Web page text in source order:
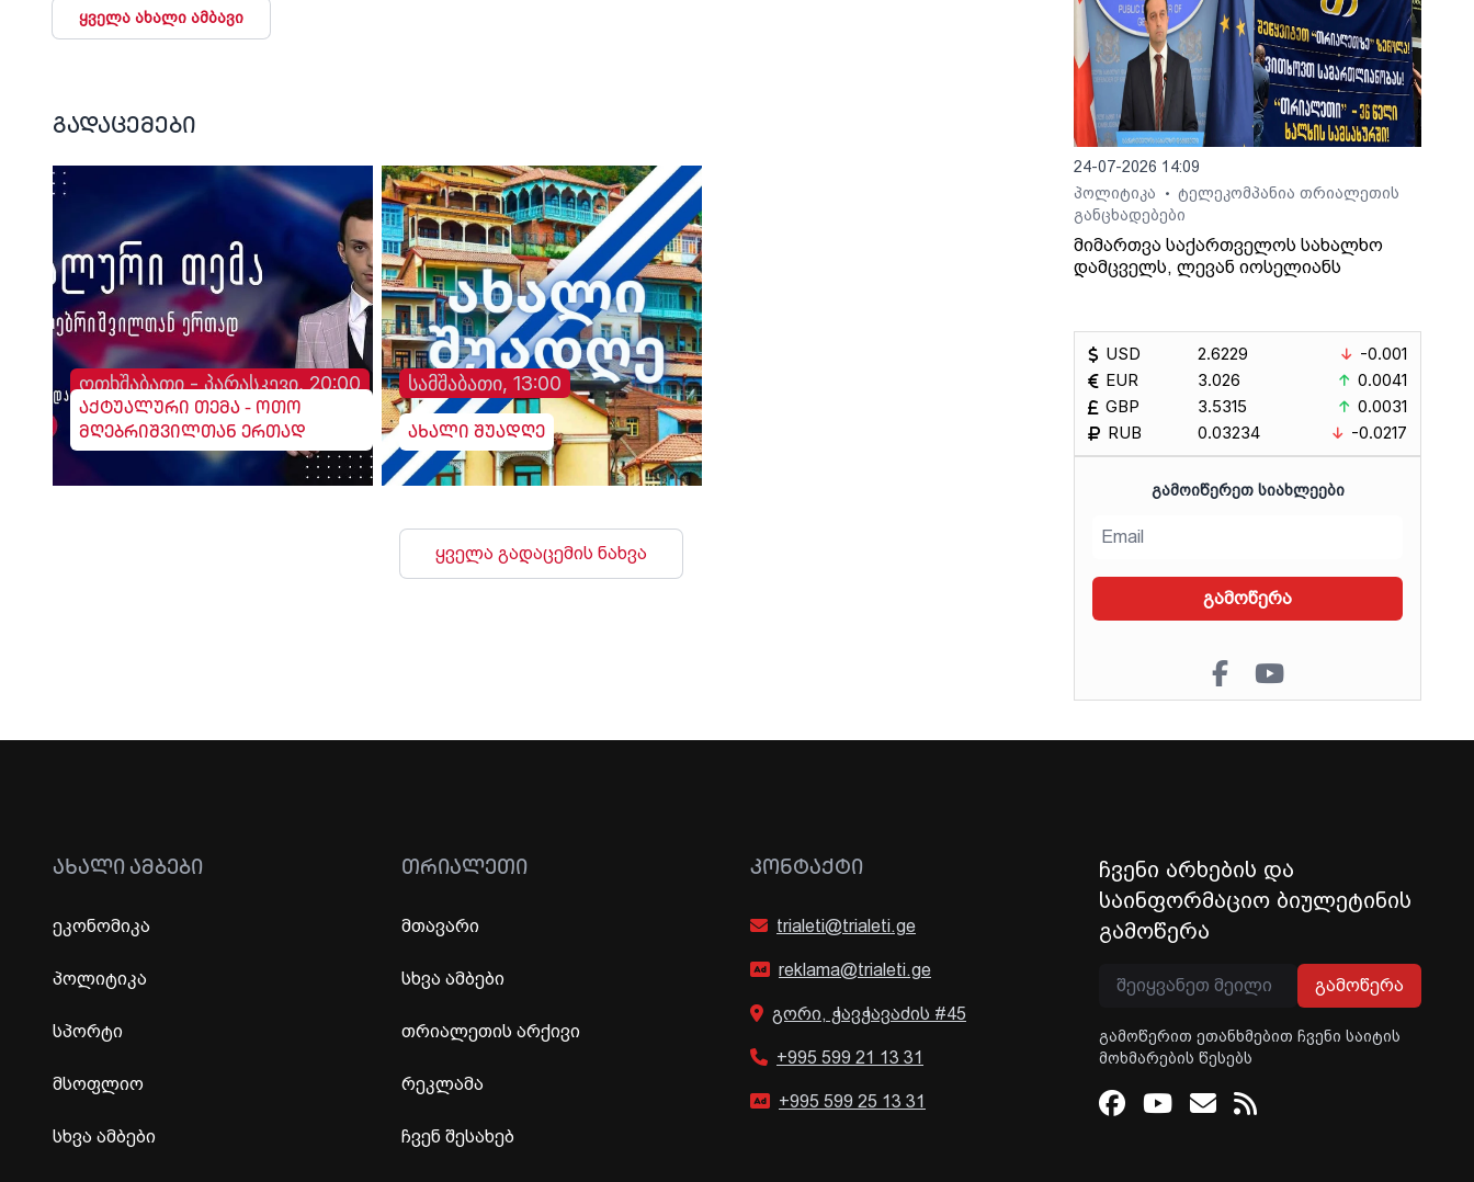
ყველა ახალი ამბავი
გადაცემები
ოთხშაბათი - პარასკევი, 20:00
აქტუალური თემა - ოთო
მღებრიშვილთან ერთად
სამშაბათი, 13:00
ახალი შუადღე
ყველა გადაცემის ნახვა
24-07-2026 14:09
პოლიტიკა
•
ტელეკომპანია თრიალეთის
განცხადებები
მიმართვა საქართველოს სახალხო
დამცველს, ლევან იოსელიანს
USD
EUR
GBP
RUB
2.6229
3.026
3.5315
0.03234
-0.001
0.0041
0.0031
-0.0217
ᲒᲐᲛᲝᲘᲬᲔᲠᲔᲗ ᲡᲘᲐᲮᲚᲔᲔᲑᲘ
გამოწერა
ᲐᲮᲐᲚᲘ ᲐᲛᲑᲔᲑᲘ
ეკონომიკა
პოლიტიკა
სპორტი
მსოფლიო
სხვა ამბები
ᲗᲠᲘᲐᲚᲔᲗᲘ
მთავარი
სხვა ამბები
თრიალეთის არქივი
რეკლამა
ჩვენ შესახებ
ᲙᲝᲜᲢᲐᲥᲢᲘ
trialeti@trialeti.ge
reklama@trialeti.ge
გორი, ჭავჭავაძის #45
+995 599 21 13 31
+995 599 25 13 31
ჩვენი არხების და
საინფორმაციო ბიულეტინის
გამოწერა
გამოწერა
გამოწერით ეთანხმებით ჩვენი საიტის
მოხმარების წესებს
Facebook
Youtube
Email
RSS